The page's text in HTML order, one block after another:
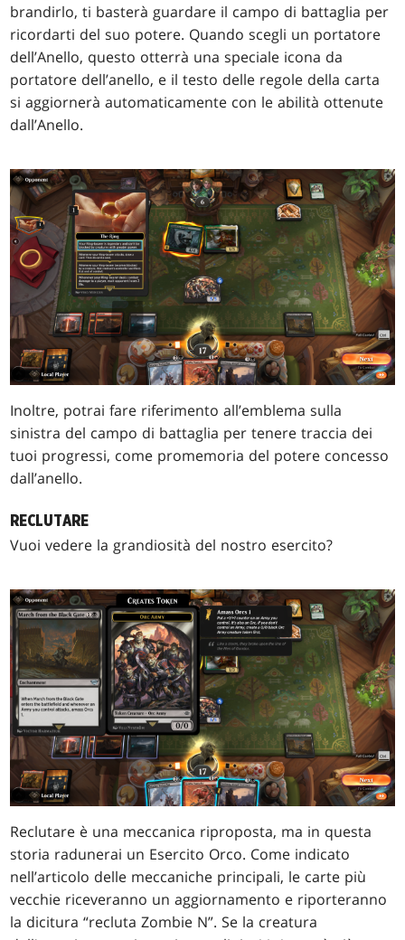
brandirlo, ti basterà guardare il campo di battaglia per
ricordarti del suo potere. Quando scegli un portatore
dell’Anello, questo otterrà una speciale icona da
portatore dell’anello, e il testo delle regole della carta
si aggiornerà automaticamente con le abilità ottenute
dall’Anello.
Inoltre, potrai fare riferimento all’emblema sulla
sinistra del campo di battaglia per tenere traccia dei
tuoi progressi, come promemoria del potere concesso
dall’anello.
RECLUTARE
Vuoi vedere la grandiosità del nostro esercito?
Reclutare è una meccanica riproposta, ma in questa
storia radunerai un Esercito Orco. Come indicato
nell’articolo delle meccaniche principali, le carte più
vecchie riceveranno un aggiornamento e riporteranno
la dicitura “recluta Zombie N”. Se la creatura